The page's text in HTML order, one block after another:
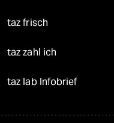
taz frisch
taz zahl ich
taz lab Infobrief